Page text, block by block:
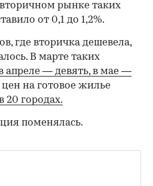
рынке таких
от 0,1 до 1,2%.
где вторичка дешевела,
В марте таких
апреле — девять,в мае —
на готовое жилье
20 городах.
поменялась.